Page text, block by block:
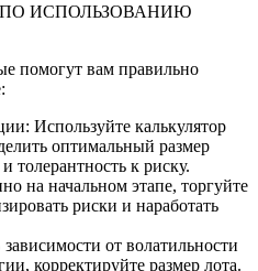
ИСПОЛЬЗОВАНИЮ
помогут вам правильно
Используйте калькулятор
оптимальный размер
толерантность к риску.
на начальном этапе, торгуйте
риски и наработать
от волатильности
корректируйте размер лота.